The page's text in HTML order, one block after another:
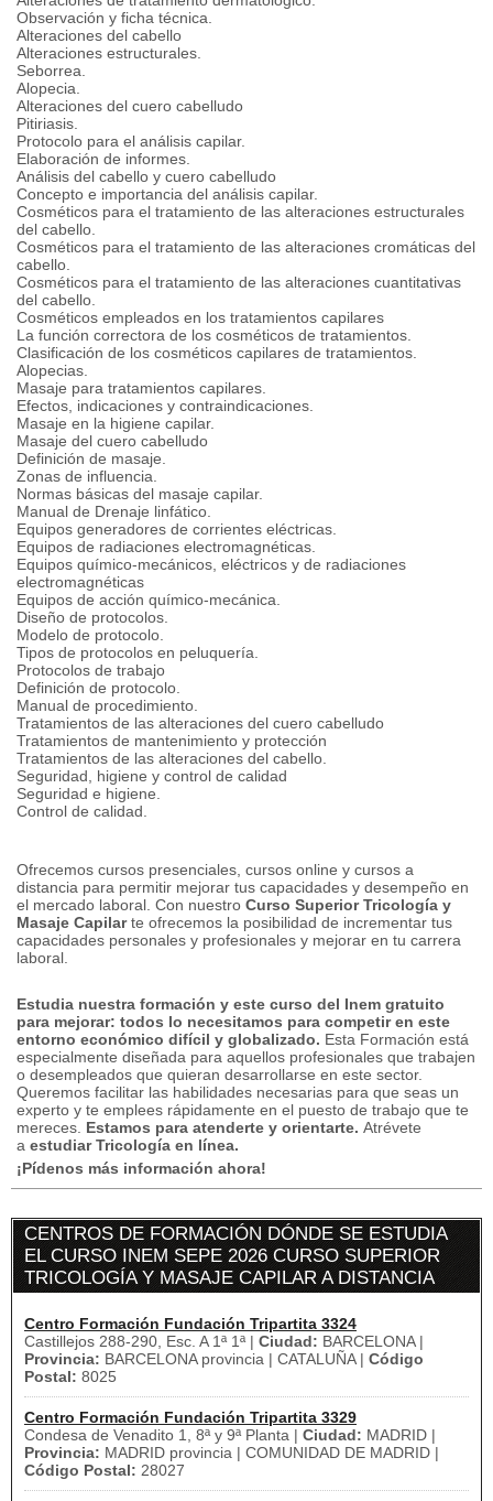
Observación y ficha técnica.
Alteraciones del cabello
Alteraciones estructurales.
Seborrea.
Alopecia.
Alteraciones del cuero cabelludo
Pitiriasis.
Protocolo para el análisis capilar.
Elaboración de informes.
Análisis del cabello y cuero cabelludo
Concepto e importancia del análisis capilar.
Cosméticos para el tratamiento de las alteraciones estructurales
del cabello.
Cosméticos para el tratamiento de las alteraciones cromáticas del
cabello.
Cosméticos para el tratamiento de las alteraciones cuantitativas
del cabello.
Cosméticos empleados en los tratamientos capilares
La función correctora de los cosméticos de tratamientos.
Clasificación de los cosméticos capilares de tratamientos.
Alopecias.
Masaje para tratamientos capilares.
Efectos, indicaciones y contraindicaciones.
Masaje en la higiene capilar.
Masaje del cuero cabelludo
Definición de masaje.
Zonas de influencia.
Normas básicas del masaje capilar.
Manual de Drenaje linfático.
Equipos generadores de corrientes eléctricas.
Equipos de radiaciones electromagnéticas.
Equipos químico-mecánicos, eléctricos y de radiaciones
electromagnéticas
Equipos de acción químico-mecánica.
Diseño de protocolos.
Modelo de protocolo.
Tipos de protocolos en peluquería.
Protocolos de trabajo
Definición de protocolo.
Manual de procedimiento.
Tratamientos de las alteraciones del cuero cabelludo
Tratamientos de mantenimiento y protección
Tratamientos de las alteraciones del cabello.
Seguridad, higiene y control de calidad
Seguridad e higiene.
Control de calidad.
Ofrecemos cursos presenciales, cursos online y cursos a
distancia para permitir mejorar tus capacidades y desempeño en
el mercado laboral. Con nuestro Curso Superior Tricología y
Masaje Capilarte ofrecemos la posibilidad de incrementar tus
capacidades personales y profesionales y mejorar en tu carrera
laboral.
Estudia nuestra formación y este curso del Inem gratuito
para mejorar: todos lo necesitamos para competir en este
entorno económico difícil y globalizado. Esta Formación está
especialmente diseñada para aquellos profesionales que trabajen
o desempleados que quieran desarrollarse en este sector.
Queremos facilitar las habilidades necesarias para que seas un
experto y te emplees rápidamente en el puesto de trabajo que te
mereces. Estamos para atenderte y orientarte. Atrévete
a estudiar Tricología en línea.
¡Pídenos más información ahora!
CENTROS DE FORMACIÓN DÓNDE SE ESTUDIA
EL CURSO INEM SEPE 2026 CURSO SUPERIOR
TRICOLOGÍA Y MASAJE CAPILAR A DISTANCIA
Centro Formación Fundación Tripartita 3324
Castillejos 288-290, Esc. A 1ª 1ª | Ciudad: BARCELONA |
Provincia: BARCELONA provincia | CATALUÑA | Código
Postal: 8025
Centro Formación Fundación Tripartita 3329
Condesa de Venadito 1, 8ª y 9ª Planta | Ciudad: MADRID |
Provincia: MADRID provincia | COMUNIDAD DE MADRID |
Código Postal: 28027